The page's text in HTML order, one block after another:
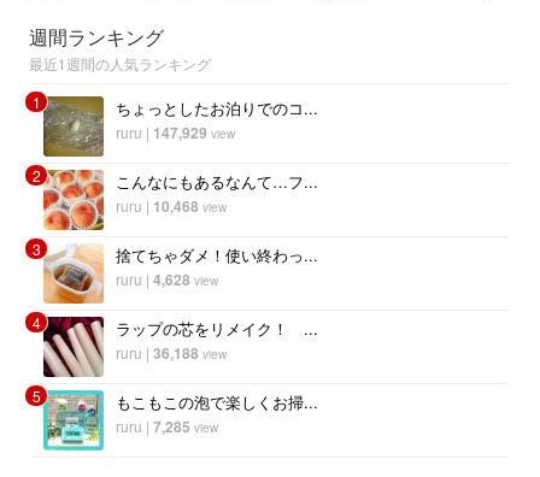
週間ランキング
最近1週間の人気ランキング
1
ちょっとしたお泊りでのコ...
ruru | 147,929 view
2 こんなにもあるなんて…フ...
ruru | 10,468 view
3 捨てちゃダメ！使い終わっ...
ruru | 4,628 view
4 ラップの芯をリメイク！ ...
ruru | 36,188 view
5 もこもこの泡で楽しくお掃...
ruru | 7,285 view